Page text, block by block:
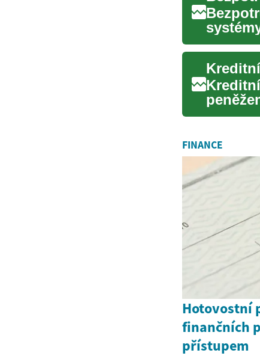
způsob
FINANCE
Hotovostní
finančních
přístupem